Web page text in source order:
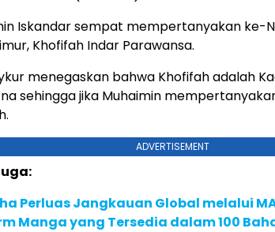
Iskandar sempat mempertanyakan ke-
Khofifah Indar Parawansa.
menegaskan bahwa Khofifah adalah
sehingga jika Muhaimin
ADVERTISEMENT
Perluas Jangkauan Global melalui
Manga yang Tersedia dalam 100